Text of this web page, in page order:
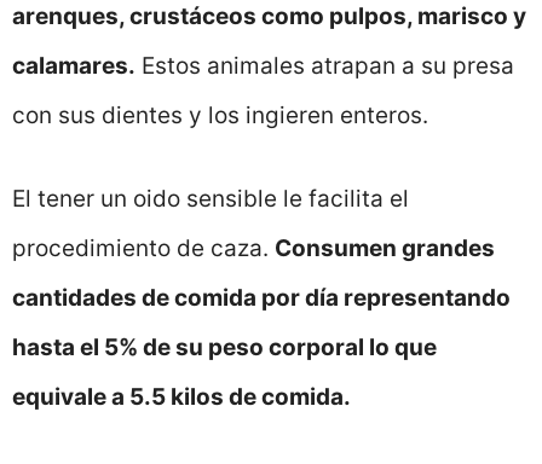
arenques, crustáceos como pulpos, marisco y
calamares. Estos animales atrapan a su presa
con sus dientes y los ingieren enteros.
El tener un oido sensible le facilita el
procedimiento de caza. Consumen grandes
cantidades de comida por día representando
hasta el 5% de su peso corporal lo que
equivale a 5.5 kilos de comida.